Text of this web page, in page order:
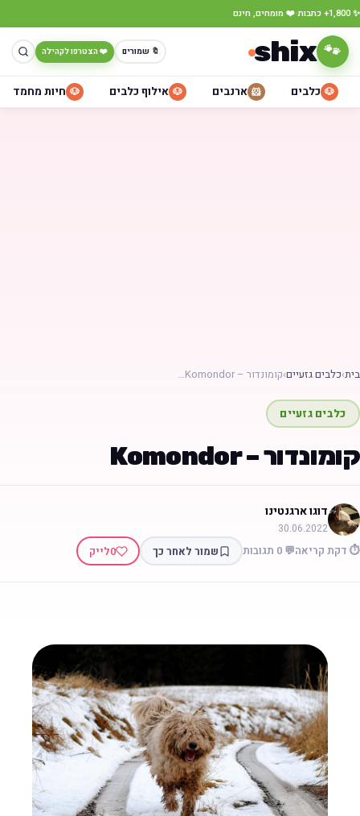
✨ 1,800+ כתבות ·❤️ מומחים, חינם
🐾
shix 🔖 שמורים ❤️ הצטרפו לקהילה
🐶 כלבים 🐹 ארנבים 🐶 אילוף כלבים 🐶 חיות מחמד
בית›כלבים גזעיים›קומונדור – Komondor…
כלבים גזעיים
קומונדור – Komondor
דוגו ארגנטינו
30.06.2022
⏱️ דקת קריאה💬 0 תגובות שמור לאחר כך 0לייק